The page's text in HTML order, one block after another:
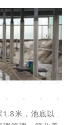
1.8米，池底以